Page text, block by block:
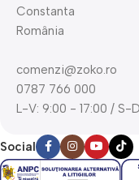
Constanta
România
comenzi@zoko.ro
0787 766 000
L-V: 9:00 - 17:00 / S-
Social